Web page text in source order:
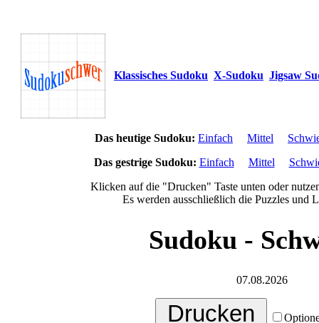
Klassisches Sudoku X-Sudoku Jigsaw
Das heutige Sudoku: Einfach Mittel
Das gestrige Sudoku: Einfach Mittel
Klicken auf die "Drucken" Taste unten oder
Es werden ausschließlich die Puzzles und
Sudoku -
07.08.2026